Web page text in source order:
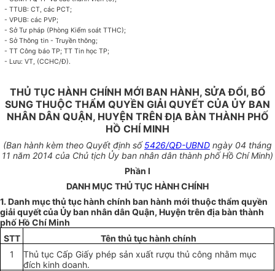
- TTUB: CT, các PCT;
- VPUB: các PVP;
- Sở Tư pháp (Phòng Kiểm soát TTHC);
- Sở Thông tin - Truyền thông;
- TT Công báo TP; TT Tin học TP;
- Lưu: VT, (CCHC/Đ).
THỦ TỤC HÀNH CHÍNH MỚI BAN HÀNH, SỬA ĐỔI, BỔ
SUNG THUỘC THẨM QUYỀN GIẢI QUYẾT CỦA ỦY BAN
NHÂN DÂN QUẬN, HUYỆN TRÊN ĐỊA BÀN THÀNH PHỐ
HỒ CHÍ MINH
(Ban hành kèm theo Quyết định số 5426/QĐ-UBND ngày 04 tháng
11 năm 2014 của Chủ tịch Ủy ban nhân dân thành phốHồ Chí Minh)
Phần I
DANH MỤC THỦ TỤC HÀNH CHÍNH
1. Danh mục thủ tục hành chính ban hành mới thuộc thẩm quyền
giải quyết củaỦy ban nhân dân Quận, Huyện trên địa bàn thành
phố Hồ Chí Minh
STT
Tên thủ tục hành chính
1
Thủ tục Cấp Giấy phép sản xuất rượu thủ công nhằm mục
đích kinh doanh.